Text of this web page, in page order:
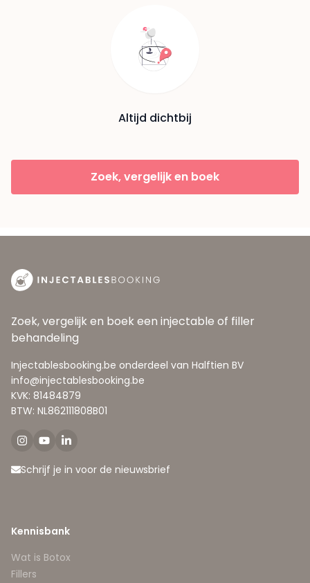
Altijd dichtbij
Zoek, vergelijk en boek
Zoek, vergelijk en boek een injectable of filler
behandeling
Injectablesbooking.be onderdeel van Halftien BV
info@injectablesbooking.be
KVK: 81484879
BTW: NL862111808B01
Schrijf je in voor de nieuwsbrief
Kennisbank
Wat is Botox
Fillers